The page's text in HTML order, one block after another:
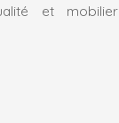
et mobilier